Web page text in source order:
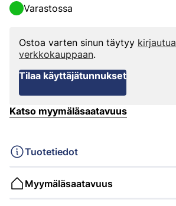
Varastossa
Ostoa varten sinun täytyy kirjautua
verkkokauppaan.
Tilaa käyttäjätunnukset
Katso myymäläsaatavuus
Tuotetiedot
Myymäläsaatavuus